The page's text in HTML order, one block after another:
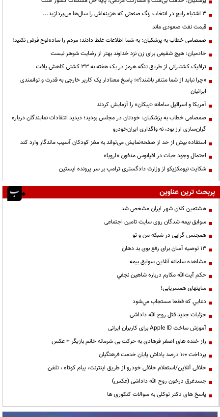
3 اشتباه رایج در انتخاب رنگ صنعتی که هزینه‌اش را سال‌ها می‌پردازید...
قیمت نفت صعودی ماند
صمصامی خطاب به پزشکیان: به شما اطلاعات غلط دادند؛ مردم را ساده‌لوح فرض نکنید!
خادمیان: هیچ شفیعی برای زن نزد خداوند بهتر از رضایت شوهر نیست
ترافیک کشتیرانی از طریق تنگه هرمز در یک هفته به ۳۳ کشتی کاهش یافت
«چرا نباید از شما متنفر باشند؟»؛ پاسخ معنادار یک کاربر خارجی به قدرت و توانمندی
ایرانیان
آمریکا و اسرائیل سامانه «پیکان» را آزمایش کردند
صمصامی خطاب به پزشکیان: خودتان در مجلس بودید؛ دیدید انتقادات نمایندگان درباره
گران‌سازی ارز بود، نه واگذاری ایران‌خودرو
استفاده بیش از حد از صفحه‌نمایش می‌تواند به مغز کودکان آسیب ماندگار وارد کند
احتمال وجود حیات در اقیانوس مدفون «اروپا»
شکایت نیومکزیکو از وزارت دادگستری ترامپ بر سر پرونده اپستین
پربحث ترین عناوین
هشتمین کلان شهر ایران مشخص شد
سوابق بیمه شدگان روی سایت تامین اجتماعی
همجنس گرایی در شبکه من و تو
13 توصیه آسان برای رفع بوی بد دهان
مشاهده سامانه آنلاين سوابق بیمه
حكم آيت‌الله مكارم درباره شاهين نجفي
سایتهای همسریابی!
دعايي كه قطعا مستجاب مي‌شود
جزئیات جدید قتل روح الله داداشی
آموزش ساخت Apple ID برای کاربران ایرانی
راز خنده های اصغر فرهادی به حرکت بی شرمانه خانم بازیگر + عکس
پرداخت ۱۰۰ درصد پاداش پایان خدمت فرهنگیان
خلافی آنلاین/استعلام خلافی خودرو از طریق اینترنت، پیام کوتاه ، تلفن
جسدغرق درخون روح الله داداشی (عکس)
پاسخ های دکتر توکلی به سوالات کنکوری ها